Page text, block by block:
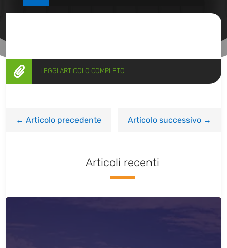
 LEGGI ARTICOLO COMPLETO
←Articolo precedente Articolo successivo→
Articoli recenti